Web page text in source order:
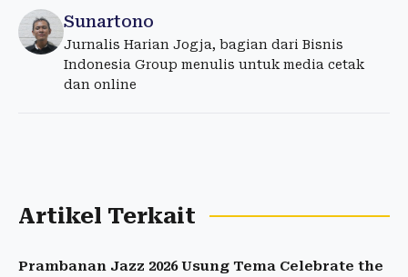
Sunartono
Jurnalis Harian Jogja, bagian dari Bisnis
Indonesia Group menulis untuk media cetak
dan online
Artikel Terkait
Prambanan Jazz 2026 Usung Tema Celebrate the